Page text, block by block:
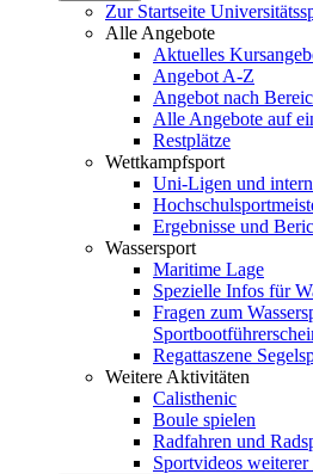
Zur Startseite
Alle Angebote
Aktuelles
Angebot A-Z
Angebot nach
Alle Angebote auf
Restplätze
Wettkampfsport
Uni-Ligen und
Ergebnisse und
Wassersport
Maritime Lage
Spezielle Infos für
Fragen zum
Regattaszene
Weitere Aktivitäten
Calisthenic
Boule spielen
Radfahren und
Sportvideos